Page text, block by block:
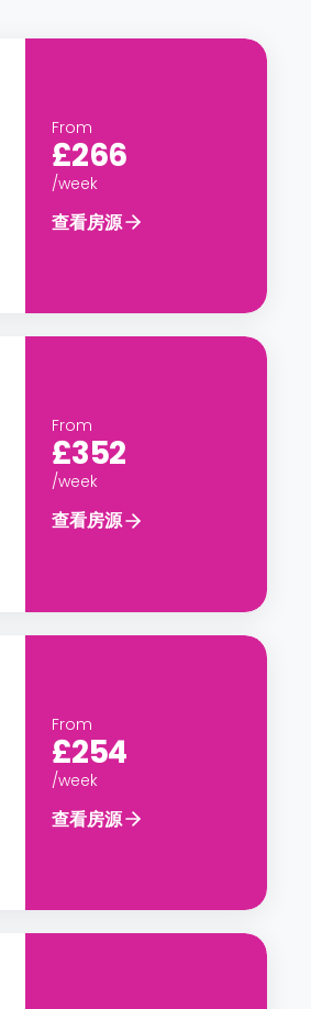
From
£266
/week
查看房源
From
£352
/week
查看房源
From
£254
/week
查看房源